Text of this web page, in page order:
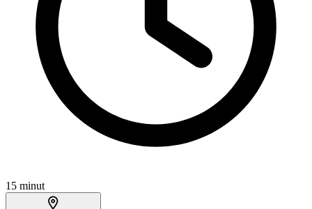
15 minut